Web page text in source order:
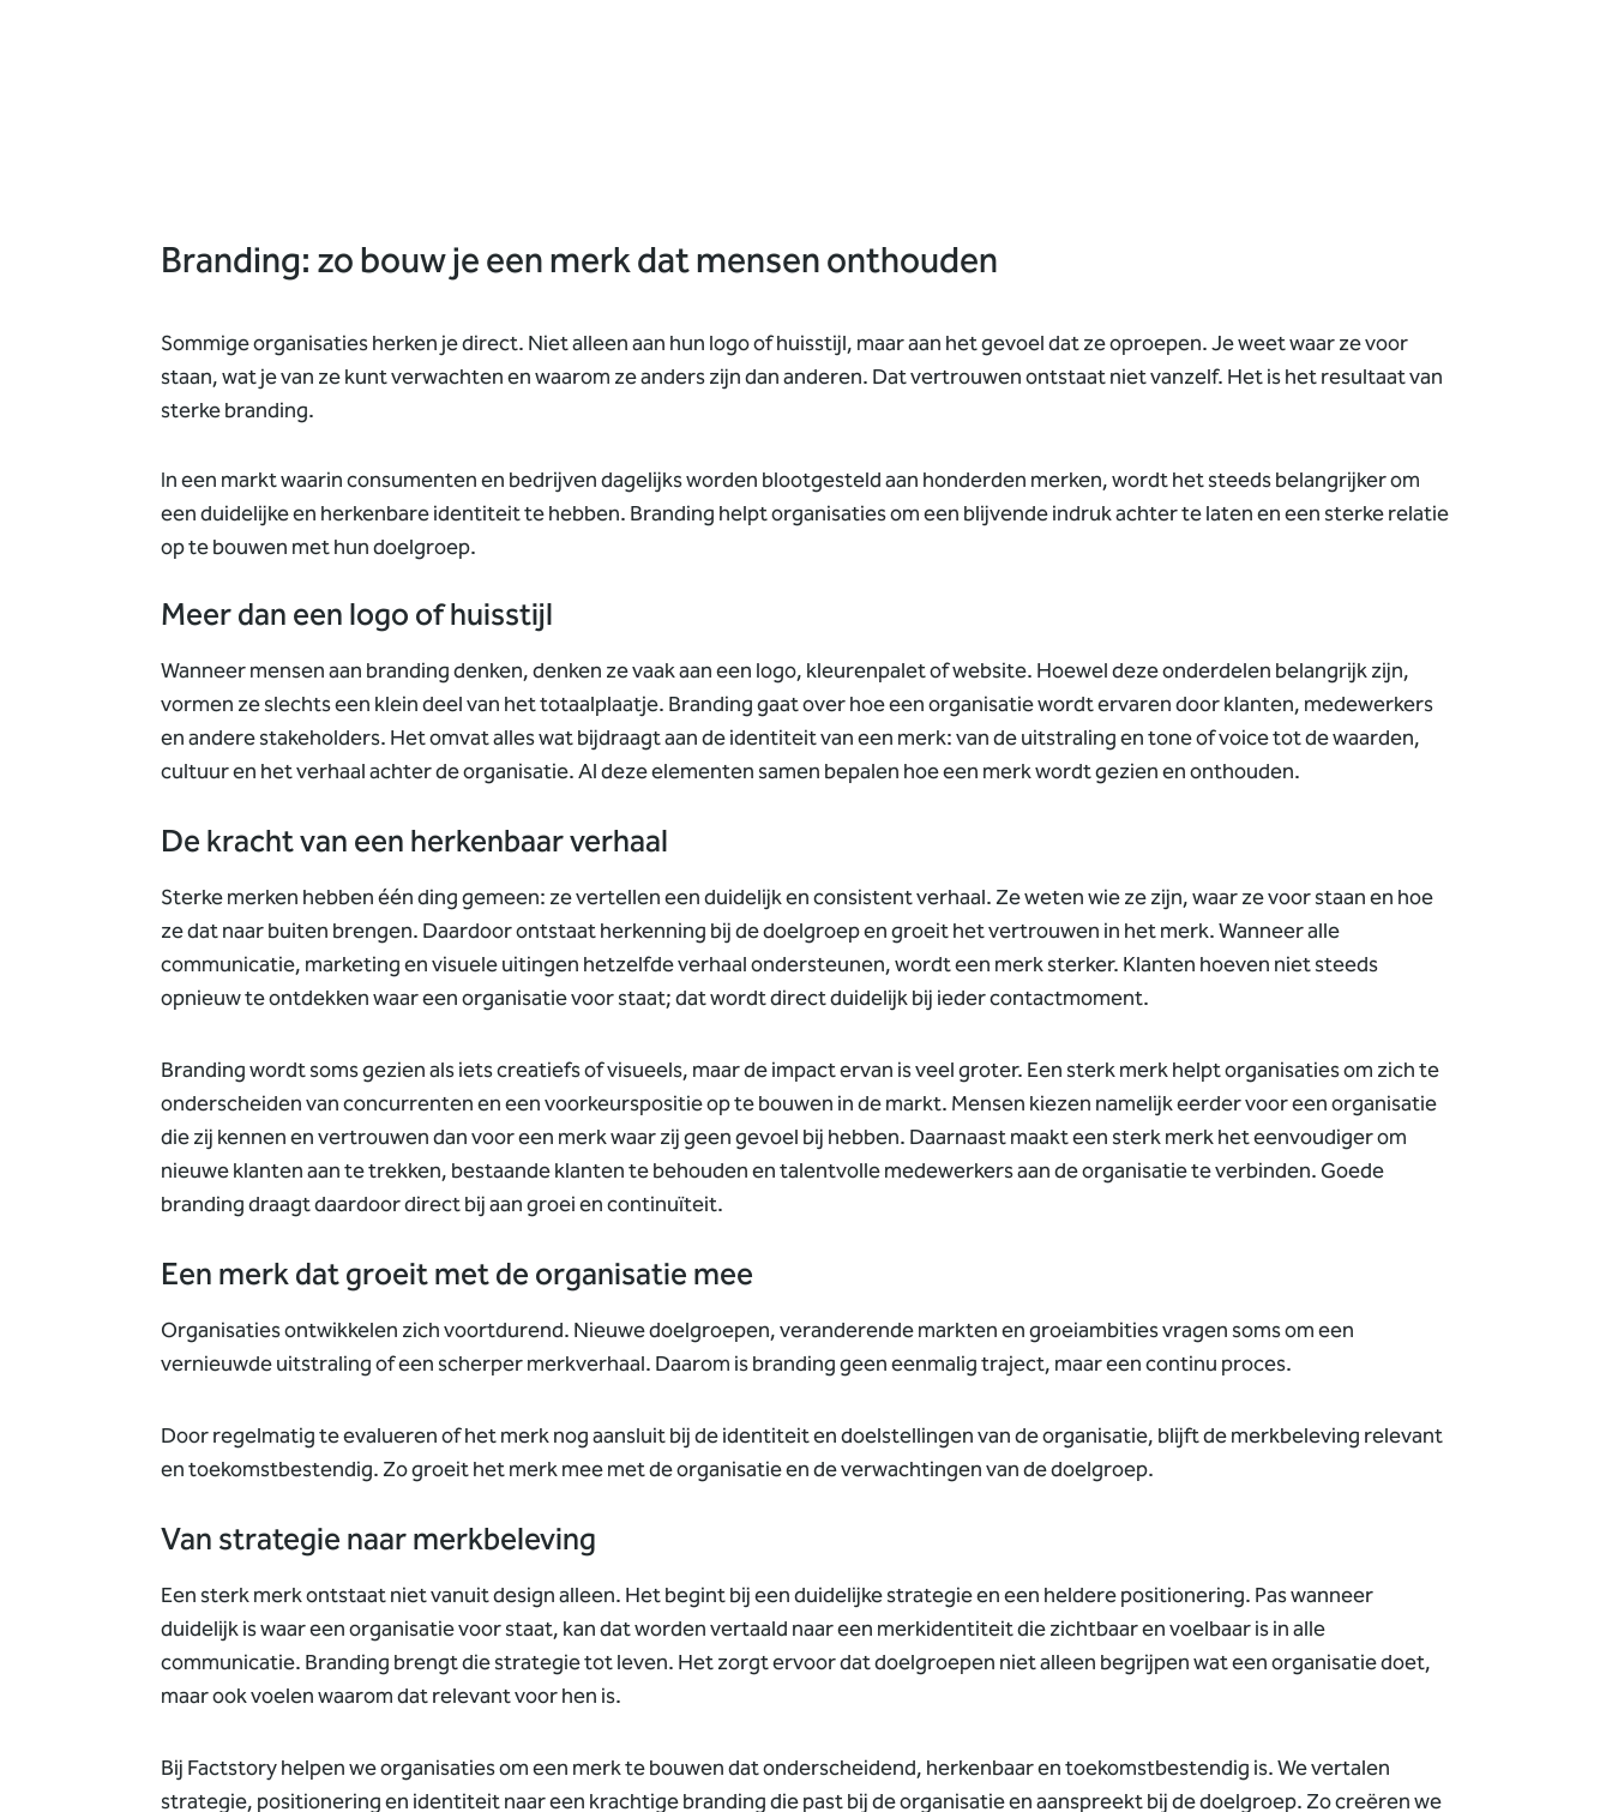
Branding: zo bouw je een merk dat mensen onthouden
Sommige organisaties herken je direct. Niet alleen aan hun logo of huisstijl, maar aan het gevoel dat ze oproepen. Je weet waar ze voor
staan, wat je van ze kunt verwachten en waarom ze anders zijn dan anderen. Dat vertrouwen ontstaat niet vanzelf. Het is het resultaat van
sterke branding.
In een markt waarin consumenten en bedrijven dagelijks worden blootgesteld aan honderden merken, wordt het steeds belangrijker om
een duidelijke en herkenbare identiteit te hebben. Branding helpt organisaties om een blijvende indruk achter te laten en een sterke relatie
op te bouwen met hun doelgroep.
Meer dan een logo of huisstijl
Wanneer mensen aan branding denken, denken ze vaak aan een logo, kleurenpalet of website. Hoewel deze onderdelen belangrijk zijn,
vormen ze slechts een klein deel van het totaalplaatje. Branding gaat over hoe een organisatie wordt ervaren door klanten, medewerkers
en andere stakeholders. Het omvat alles wat bijdraagt aan de identiteit van een merk: van de uitstraling en tone of voice tot de waarden,
cultuur en het verhaal achter de organisatie. Al deze elementen samen bepalen hoe een merk wordt gezien en onthouden.
De kracht van een herkenbaar verhaal
Sterke merken hebben één ding gemeen: ze vertellen een duidelijk en consistent verhaal. Ze weten wie ze zijn, waar ze voor staan en hoe
ze dat naar buiten brengen. Daardoor ontstaat herkenning bij de doelgroep en groeit het vertrouwen in het merk.Wanneer alle
communicatie, marketing en visuele uitingen hetzelfde verhaal ondersteunen, wordt een merk sterker. Klanten hoeven niet steeds
opnieuw te ontdekken waar een organisatie voor staat; dat wordt direct duidelijk bij ieder contactmoment.
Branding wordt soms gezien als iets creatiefs of visueels, maar de impact ervan is veel groter. Een sterk merk helpt organisaties om zich te
onderscheiden van concurrenten en een voorkeurspositie op te bouwen in de markt. Mensen kiezen namelijk eerder voor een organisatie
die zij kennen en vertrouwen dan voor een merk waar zij geen gevoel bij hebben. Daarnaast maakt een sterk merk het eenvoudiger om
nieuwe klanten aan te trekken, bestaande klanten te behouden en talentvolle medewerkers aan de organisatie te verbinden. Goede
branding draagt daardoor direct bij aan groei en continuïteit.
Een merk dat groeit met de organisatie mee
Organisaties ontwikkelen zich voortdurend. Nieuwe doelgroepen, veranderende markten en groeiambities vragen soms om een
vernieuwde uitstraling of een scherper merkverhaal. Daarom is branding geen eenmalig traject, maar een continu proces.
Door regelmatig te evalueren of het merk nog aansluit bij de identiteit en doelstellingen van de organisatie, blijft de merkbeleving relevant
en toekomstbestendig. Zo groeit het merk mee met de organisatie en de verwachtingen van de doelgroep.
Van strategie naar merkbeleving
Een sterk merk ontstaat niet vanuit design alleen. Het begint bij een duidelijke strategie en een heldere positionering. Pas wanneer
duidelijk is waar een organisatie voor staat, kan dat worden vertaald naar een merkidentiteit die zichtbaar en voelbaar is in alle
communicatie. Branding brengt die strategie tot leven. Het zorgt ervoor dat doelgroepen niet alleen begrijpen wat een organisatie doet,
maar ook voelen waarom dat relevant voor hen is.
Bij Factstory helpen we organisaties om een merk te bouwen dat onderscheidend, herkenbaar en toekomstbestendig is. We vertalen
strategie, positionering en identiteit naar een krachtige branding die past bij de organisatie en aanspreekt bij de doelgroep. Zo creëren we